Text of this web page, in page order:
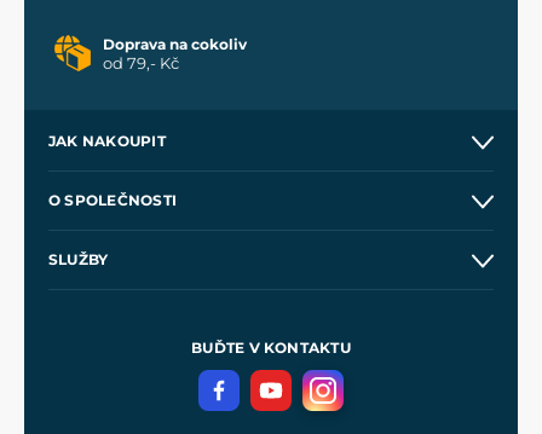
Doprava na cokoliv
od 79,- Kč
JAK NAKOUPIT
Velkoobchod
O SPOLEČNOSTI
SLUŽBY
Meče pro Kingdom Come
BUĎTE V KONTAKTU